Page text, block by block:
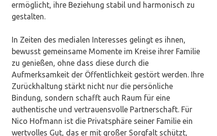
ermöglicht, ihre Beziehung stabil und harmonisch zu
gestalten.
In Zeiten des medialen Interesses gelingt es ihnen,
bewusst gemeinsame Momente im Kreise ihrer Familie
zu genießen, ohne dass diese durch die
Aufmerksamkeit der Öffentlichkeit gestört werden. Ihre
Zurückhaltung stärkt nicht nur die persönliche
Bindung, sondern schafft auch Raum für eine
authentische und vertrauensvolle Partnerschaft. Für
Nico Hofmann ist die Privatsphäre seiner Familie ein
wertvolles Gut, das er mit großer Sorgfalt schützt,